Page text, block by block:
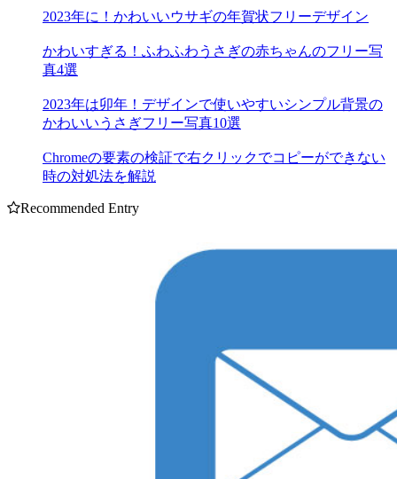
2023年に！かわいいウサギの年賀状フリーデザイン
かわいすぎる！ふわふわうさぎの赤ちゃんのフリー写
真4選
2023年は卯年！デザインで使いやすいシンプル背景の
かわいいうさぎフリー写真10選
Chromeの要素の検証で右クリックでコピーができない
時の対処法を解説
Recommended Entry